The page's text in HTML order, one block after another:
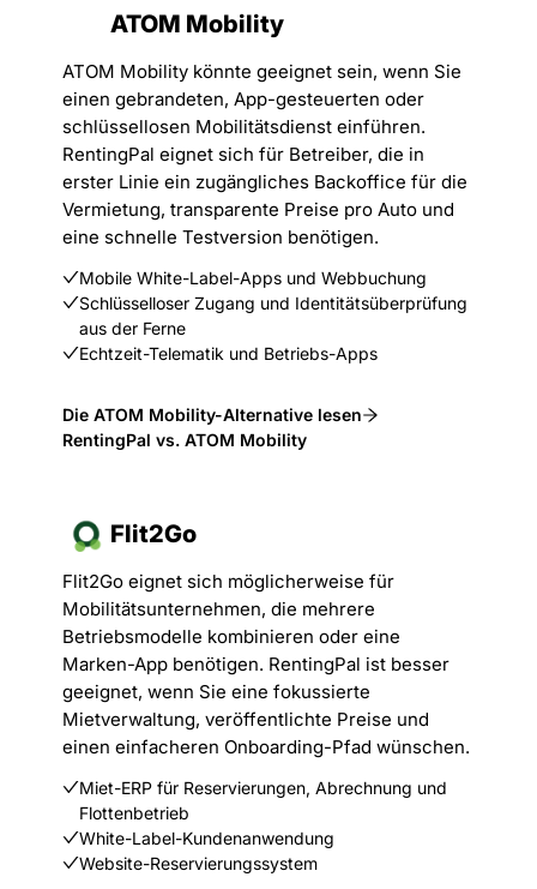
ATOM Mobility
ATOM Mobility könnte geeignet sein, wenn Sie
einen gebrandeten, App-gesteuerten oder
schlüssellosen Mobilitätsdienst einführen.
RentingPal eignet sich für Betreiber, die in
erster Linie ein zugängliches Backoffice für die
Vermietung, transparente Preise pro Auto und
eine schnelle Testversion benötigen.
Mobile White-Label-Apps und Webbuchung
Schlüsselloser Zugang und Identitätsüberprüfung
aus der Ferne
Echtzeit-Telematik und Betriebs-Apps
Die ATOM Mobility-Alternative lesen
RentingPal vs. ATOM Mobility
Flit2Go
Flit2Go eignet sich möglicherweise für
Mobilitätsunternehmen, die mehrere
Betriebsmodelle kombinieren oder eine
Marken-App benötigen. RentingPal ist besser
geeignet, wenn Sie eine fokussierte
Mietverwaltung, veröffentlichte Preise und
einen einfacheren Onboarding-Pfad wünschen.
Miet-ERP für Reservierungen, Abrechnung und
Flottenbetrieb
White-Label-Kundenanwendung
Website-Reservierungssystem